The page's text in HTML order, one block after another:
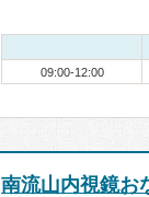
09:00-12:00
南流山内視鏡お